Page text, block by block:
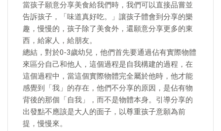
當孩子願意分享美食給我們時，我們可以直接品嘗並
告訴孩子，「味道真好吃。」讓孩子體會到分享的樂
趣，慢慢的，孩子除了美食外，還願意分享更多的東
西，給家人，給朋友。
總結，對於0-3歲幼兒，他們首先要通過佔有實際物體
來區分自己和他人，這個過程是自我構建的過程，在
這個過程中，當這個實際物體完全屬於他時，他才能
感覺到「我」的存在，他們不分享的原因，是佔有物
背後的那個「自我」，而不是物體本身。引導分享的
出發點不應該是大人的面子，以尊重孩子意願為前
提，慢慢來。